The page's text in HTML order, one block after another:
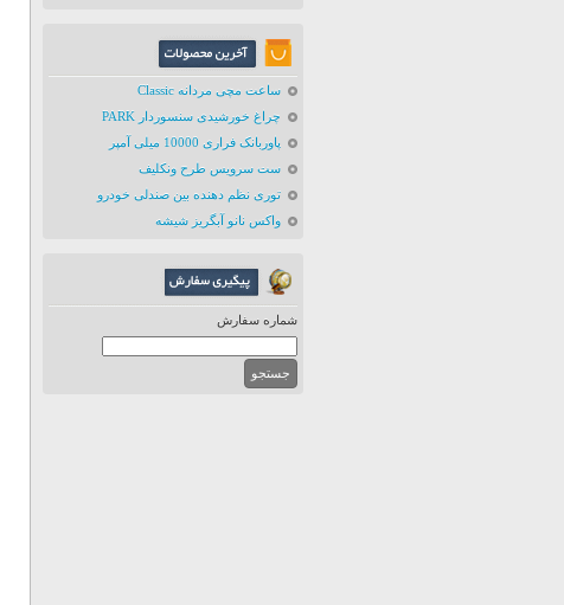
ساعت مچی مردانه Classic
چراغ خورشیدی سنسوردار PARK
پاوربانک فراری 10000 میلی آمپر
ست سرویس طرح ونکلیف
توری نظم دهنده بین صندلی خودرو
واکس نانو آبگریز شیشه
شماره سفارش